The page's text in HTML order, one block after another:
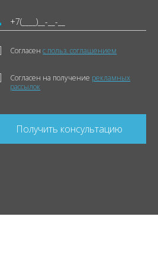
Согласенс польз. соглашением
Согласен на получение рекламных
рассылок
Получить консультацию